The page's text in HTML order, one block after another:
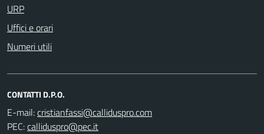
URP
Uffici e orari
Numeri utili
CONTATTI D.P.O.
E-mail:
PEC: